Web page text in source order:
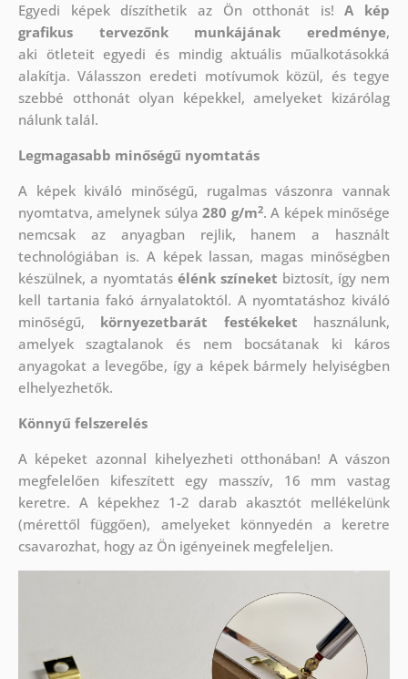
Egyedi képek díszíthetik az Ön otthonát is!A kép
grafikus tervezőnk munkájának eredménye,
aki ötleteit egyedi és mindig aktuális műalkotásokká
alakítja. Válasszon eredeti motívumok közül, és tegye
szebbé otthonát olyan képekkel, amelyeket kizárólag
nálunk talál.
Legmagasabb minőségű nyomtatás
A képek kiváló minőségű, rugalmas vászonra vannak
nyomtatva, amelynek súlya280 g/m2. A képek minősége
nemcsak az anyagban rejlik, hanem a használt
technológiában is. A képek lassan, magas minőségben
készülnek, a nyomtatás élénk színeket biztosít, így nem
kell tartania fakó árnyalatoktól. A nyomtatáshoz kiváló
minőségű, környezetbarát festékeket használunk,
amelyek szagtalanok és nem bocsátanak ki káros
anyagokat a levegőbe, így a képek bármely helyiségben
elhelyezhetők.
Könnyű felszerelés
A képeket azonnal kihelyezheti otthonában! A vászon
megfelelően kifeszített egy masszív, 16 mm vastag
keretre. A képekhez 1-2 darab akasztót mellékelünk
(mérettől függően), amelyeket könnyedén a keretre
csavarozhat, hogy az Ön igényeinek megfeleljen.